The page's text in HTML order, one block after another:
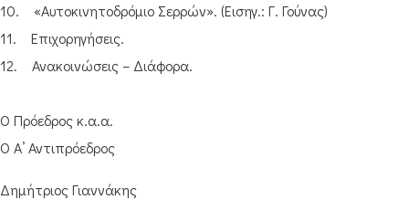
10. «Αυτοκινητοδρόμιο Σερρών». (Εισηγ.: Γ. Γούνας)
11. Επιχορηγήσεις.
12. Ανακοινώσεις – Διάφορα.
Ο Πρόεδρος κ.α.α.
Ο Α’ Αντιπρόεδρος
Δημήτριος Γιαννάκης